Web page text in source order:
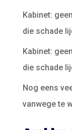
Kabinet:
die schade
Kabinet:
die schade
Nog eens
vanwege te